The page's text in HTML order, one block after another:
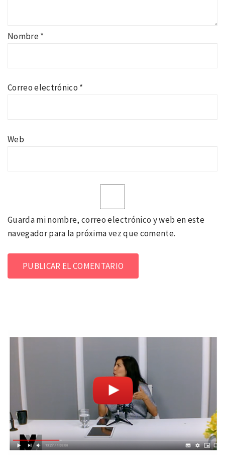
Nombre*
Correo electrónico *
Web
Guarda mi nombre, correo electrónico y web en este
navegador para la próxima vez que comente.